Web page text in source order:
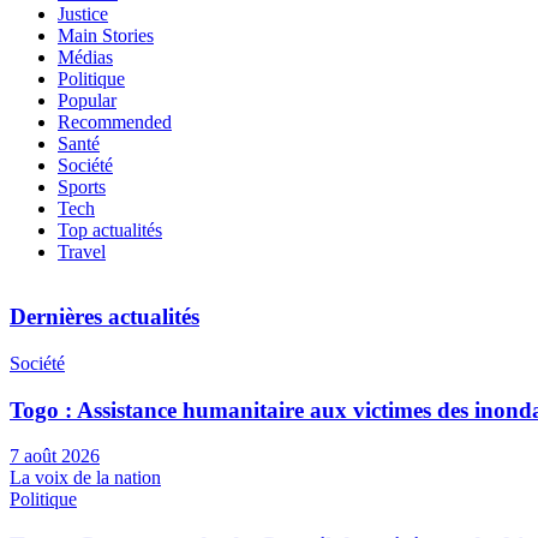
Justice
Main Stories
Médias
Politique
Popular
Recommended
Santé
Société
Sports
Tech
Top actualités
Travel
Dernières actualités
Société
Togo : Assistance humanitaire aux victimes des
7 août 2026
La voix de la nation
Politique